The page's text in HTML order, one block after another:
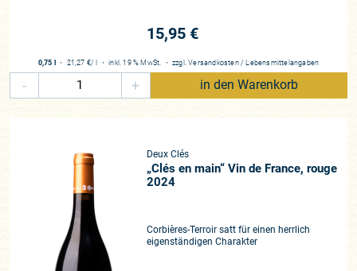
15,95 €
0,75 l ・ 21,27 €/ l ・inkl. 19 % MwSt. ・ zzgl.Versandkosten / Lebensmittelangaben
- + in den Warenkorb
Deux Clés
„Clés en main“ Vin de France, rouge
2024
Corbières-Terroir satt für einen herrlich
eigenständigen Charakter